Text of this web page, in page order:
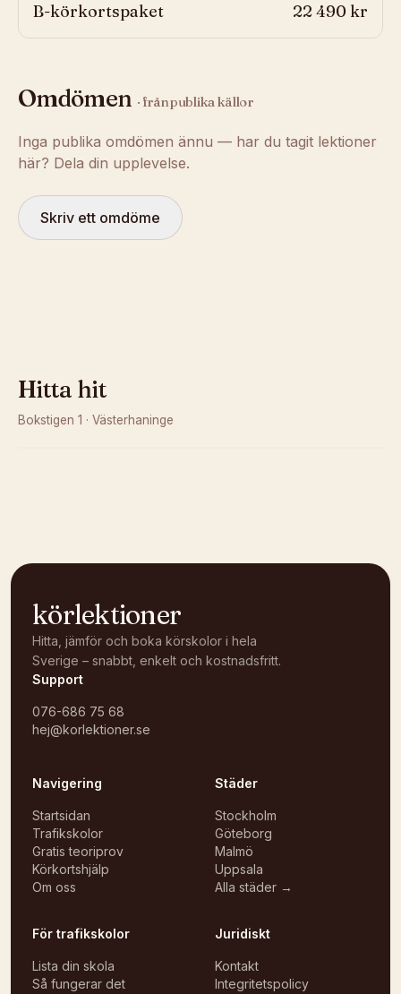
B-körkortspaket 22 490 kr
Omdömen · från publika källor
Inga publika omdömen ännu — har du tagit lektioner
här? Dela din upplevelse.
Skriv ett omdöme
Hitta hit
Bokstigen 1 · Västerhaninge
körlektioner
Hitta, jämför och boka körskolor i hela
Sverige – snabbt, enkelt och kostnadsfritt.
Support
076-686 75 68
hej@korlektioner.se
Navigering
Startsidan
Trafikskolor
Gratis teoriprov
Körkortshjälp
Om oss
Städer
Stockholm
Göteborg
Malmö
Uppsala
Alla städer →
För trafikskolor
Lista din skola
Så fungerar det
Juridiskt
Kontakt
Integritetspolicy